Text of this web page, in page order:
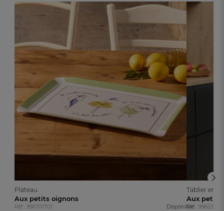
Plateau
Aux petits oignons
Réf : 996701701 Disponible
Tablier
Aux petits
Réf :